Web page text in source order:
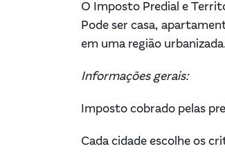
O Imposto Predial e
Pode ser casa,
em uma região
Informações gerais:
Imposto cobrado pelas
Cada cidade escolhe os